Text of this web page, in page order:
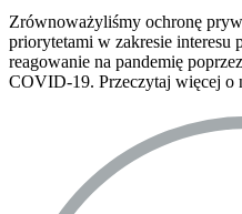
Zrównoważyliśmy ochronę
priorytetami w zakresie interesu
reagowanie na pandemię
COVID-19. Przeczytaj więcej o